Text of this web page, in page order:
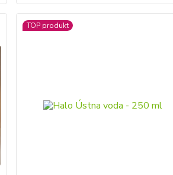
TOP produkt